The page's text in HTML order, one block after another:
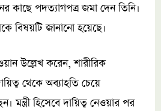
কাছে পদত্যাগপত্র জমা দেন তিনি।
বিষয়টি জানানো হয়েছে।
উল্লেখ করেন, শারীরিক
থেকে অব্যাহতি চেয়ে
মন্ত্রী হিসেবে দায়িত্ব নেওয়ার পর